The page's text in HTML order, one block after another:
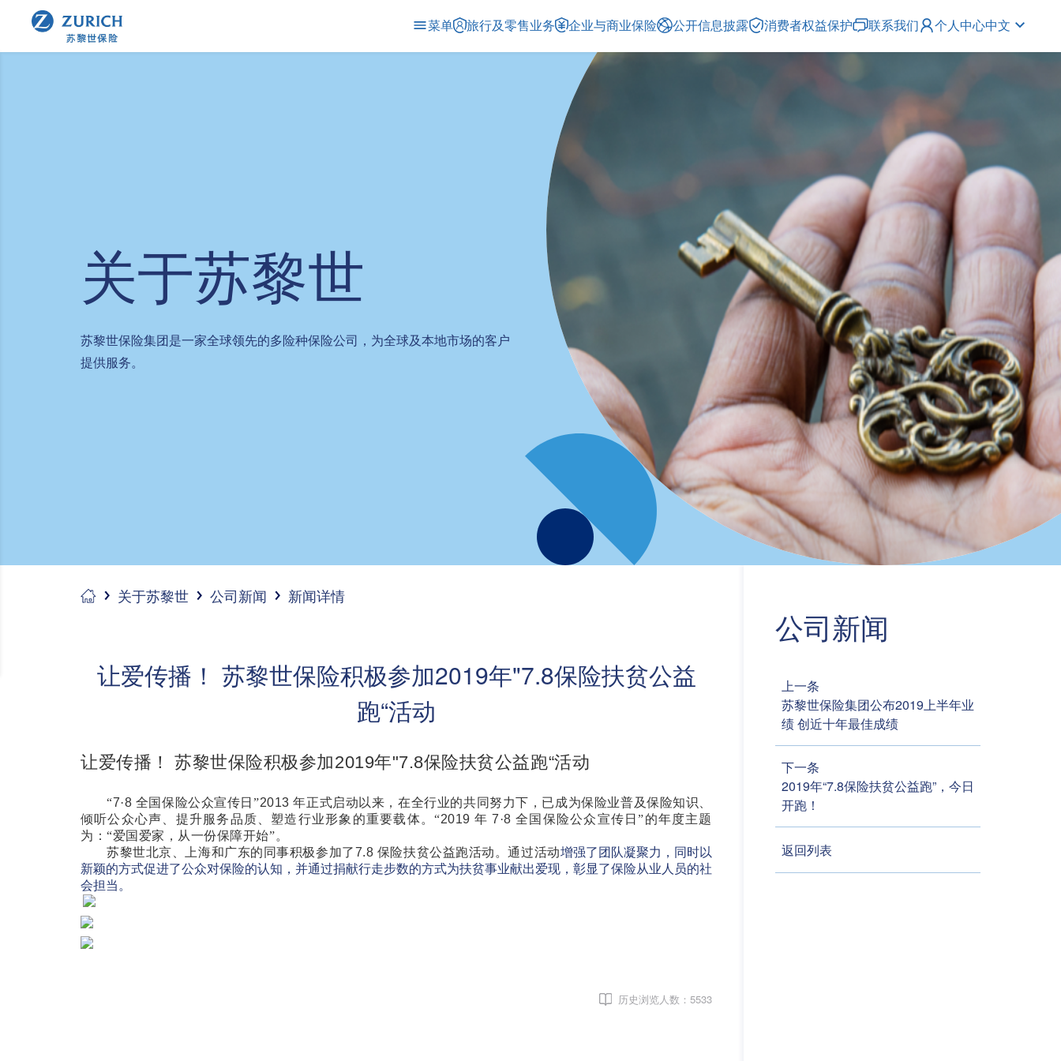
菜单 旅行及零售业务 企业与商业保险 公开信息披露 消费者权益保护 联系我们 个人中心中文
关于苏黎世
苏黎世保险集团是一家全球领先的多险种保险公司，为全球及本地市场的客户
提供服务。
关于苏黎世 公司新闻 新闻详情
让爱传播！ 苏黎世保险积极参加2019年"7.8保险扶贫公益
跑“活动
让爱传播！ 苏黎世保险积极参加2019年"7.8保险扶贫公益跑“活动
“7·8 全国保险公众宣传日”2013年正式启动以来，在全行业的共同努力下，已成为保险业普及保险知识、
倾听公众心声、提升服务品质、塑造行业形象的重要载体。“2019 年 7·8全国保险公众宣传日”的年度主题
为：“爱国爱家，从一份保障开始”。
苏黎世北京、上海和广东的同事积极参加了7.8 保险扶贫公益跑活动。通过活动增强了团队凝聚力，同时以
新颖的方式促进了公众对保险的认知，并通过捐献行走步数的方式为扶贫事业献出爱现，彰显了保险从业人员的社
会担当。
历史浏览人数： 5533
公司新闻
上一条
苏黎世保险集团公布2019上半年业
绩 创近十年最佳成绩
下一条
2019年“7.8保险扶贫公益跑”，今日
开跑！
返回列表